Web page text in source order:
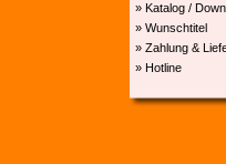
» Katalog /
» Wunschtitel
» Zahlung &
» Hotline